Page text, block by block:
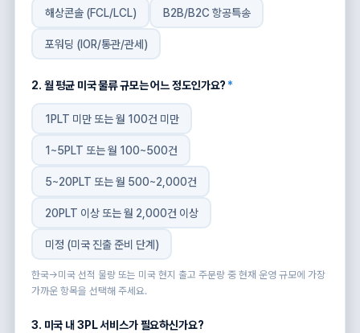
해상콘솔 (FCL/LCL) B2B/B2C 항공특송
포워딩 (IOR/통관/관세)
2. 월 평균 미국 물류 규모는 어느 정도인가요? *
1PLT 미만 또는 월 100건 미만
1~5PLT 또는 월 100~500건
5~20PLT 또는 월 500~2,000건
20PLT 이상 또는 월 2,000건 이상
미정 (미국 진출 준비 단계)
한국→미국 선적 물량 또는 미국 현지 출고 주문량 중 현재 운영 규모에 가장
가까운 항목을 선택해 주세요.
3. 미국 내 3PL 서비스가 필요하신가요?